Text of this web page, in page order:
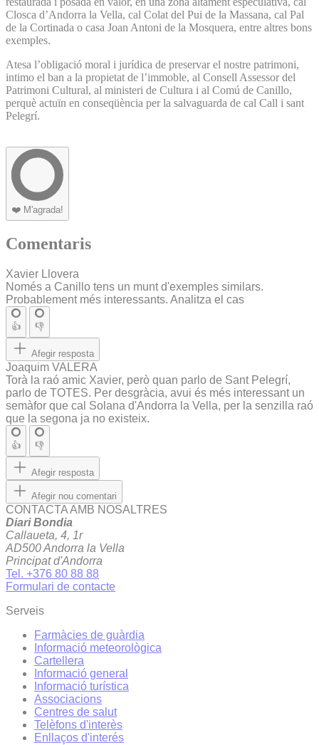
Closca d’Andorra la Vella, cal Colat del Pui de la Massana, cal Pal
de la Cortinada o casa Joan Antoni de la Mosquera, entre altres bons
exemples.
Atesa l’obligació moral i jurídica de preservar el nostre patrimoni,
intimo el ban a la propietat de l’immoble, al Consell Assessor del
Patrimoni Cultural, al ministeri de Cultura i al Comú de Canillo,
perquè actuïn en conseqüència per la salvaguarda de cal Call i sant
Pelegrí.
❤️ M'agrada!
Comentaris
Xavier Llovera
Només a Canillo tens un munt d'exemples similars.
Probablement més interessants. Analitza el cas
👍 👎
Afegir resposta
Joaquim VALERA
Torà la raó amic Xavier, però quan parlo de Sant Pelegrí,
parlo de TOTES. Per desgràcia, avui és més interessant un
semàfor que cal Solana d'Andorra la Vella, per la senzilla raó
que la segona ja no existeix.
👍 👎
Afegir resposta
Afegir nou comentari
CONTACTA AMB NOSALTRES
Diari Bondia
Callaueta, 4, 1r
AD500 Andorra la Vella
Principat d'Andorra
Tel. +376 80 88 88
Formulari de contacte
Serveis
Farmàcies de guàrdia
Informació meteorològica
Cartellera
Informació general
Informació turística
Associacions
Centres de salut
Telèfons d'interès
Enllaços d'interés